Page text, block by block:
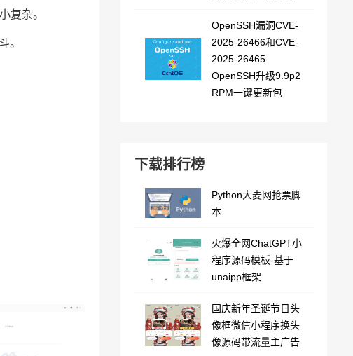
复杂。
。
OpenSSH漏洞CVE-
2025-26466和CVE-
2025-26465
OpenSSH升级9.9p2
RPM一键更新包
下载排行榜
Python大麦网抢票脚
本
火爆全网ChatGPT小
程序源码模板-基于
unaipp框架
国庆新年圣诞节日头
像框微信小程序换头
像源码带流量主广告